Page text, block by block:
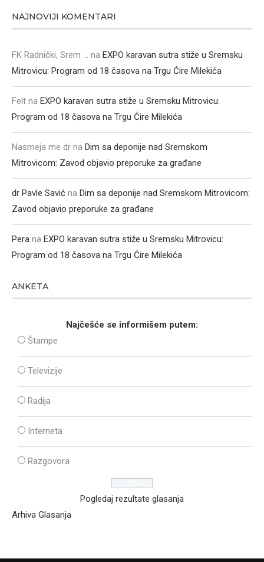
NAJNOVIJI KOMENTARI
FK Radnički, Srem ... na EXPO karavan sutra stiže u Sremsku
Mitrovicu: Program od 18 časova na Trgu Ćire Milekića
Felt na EXPO karavan sutra stiže u Sremsku Mitrovicu:
Program od 18 časova na Trgu Ćire Milekića
Nasmeja me dr na Dim sa deponije nad Sremskom
Mitrovicom: Zavod objavio preporuke za građane
dr Pavle Savić na Dim sa deponije nad Sremskom Mitrovicom:
Zavod objavio preporuke za građane
Pera na EXPO karavan sutra stiže u Sremsku Mitrovicu:
Program od 18 časova na Trgu Ćire Milekića
ANKETA
Najčešće se informišem putem:
Štampe
Televizije
Radija
Interneta
Razgovora
Pogledaj rezultate glasanja
Arhiva Glasanja